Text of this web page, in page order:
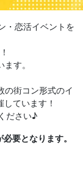
・恋活イベントを
す。
の街コン形式のイ
ています！
ださい♪
要となります。